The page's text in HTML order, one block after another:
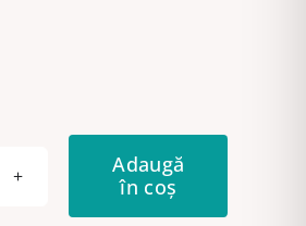
Adaugă
în coș